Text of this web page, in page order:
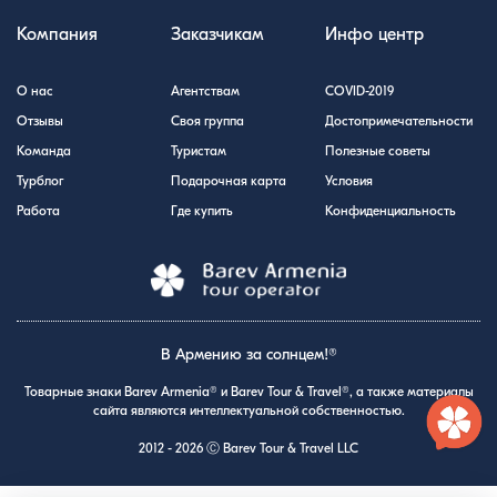
Компания
О нас
Отзывы
Команда
Турблог
Работа
Заказчикам
Агентствам
Своя группа
Туристам
Подарочная карта
Где купить
Инфо центр
COVID-2019
Достопримечательности
Полезные советы
Условия
Конфиденциальность
В Армению за солнцем!®
Товарные знаки Barev Armenia® и Barev Tour & Travel®, а также материалы
сайта являются интеллектуальной собственностью.
2012 - 2026 Ⓒ Barev Tour & Travel LLC